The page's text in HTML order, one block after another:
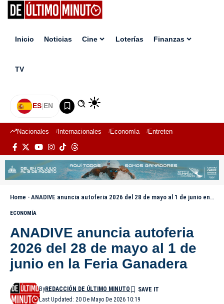
Inicio Noticias Cine Loterías Finanzas
TV
ES|EN
Nacionales Internacionales Economía Entretenimiento
Home - ANADIVE anuncia autoferia 2026 del 28 de mayo al 1 de junio en la Feria Ganadera
ECONOMÍA
ANADIVE anuncia autoferia
2026 del 28 de mayo al 1 de
junio en la Feria Ganadera
Last Updated: 20 De Mayo De 2026 10:19
ByREDACCIÓN DE ÚLTIMO MINUTO